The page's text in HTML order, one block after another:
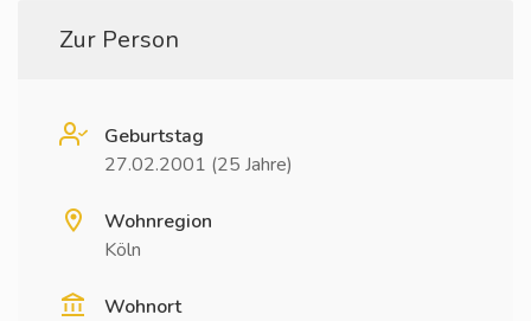
Zur Person
Geburtstag
27.02.2001 (25 Jahre)
Wohnregion
Köln
Wohnort